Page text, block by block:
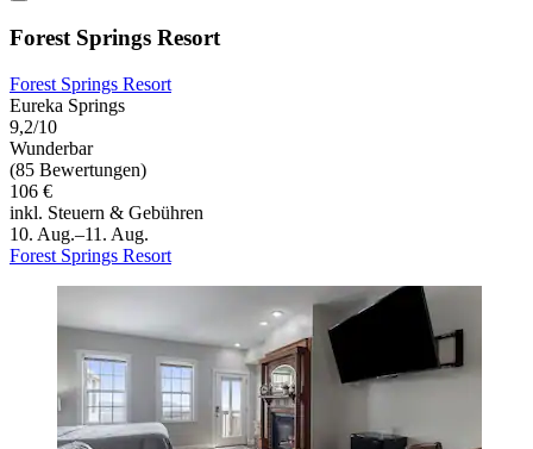
Forest Springs Resort
Forest Springs Resort
Eureka Springs
9,2/10
Wunderbar
(85 Bewertungen)
106 €
inkl. Steuern & Gebühren
10. Aug.–11. Aug.
Forest Springs Resort